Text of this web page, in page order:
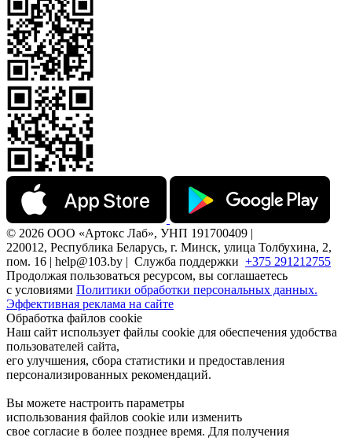
© 2026 ООО «Артокс Лаб», УНП 191700409 |
220012, Республика Беларусь, г. Минск, улица Толбухина, 2,
пом. 16 | help@103.by | Служба поддержки +375 291212755
Продолжая пользоваться ресурсом, вы соглашаетесь
с условиями Политики обработки персональных данных.
Эффективная реклама на сайте
Обработка файлов cookie
Наш сайт использует файлы cookie для обеспечения удобства
пользователей сайта,
его улучшения, сбора статистики и предоставления
персонализированных рекомендаций.
Вы можете настроить параметры
использования файлов cookie или изменить
свое согласие в более позднее время. Для получения